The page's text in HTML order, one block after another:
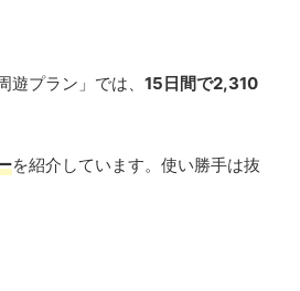
プラン」では、 15日間で2,310
を紹介しています。使い勝手は抜